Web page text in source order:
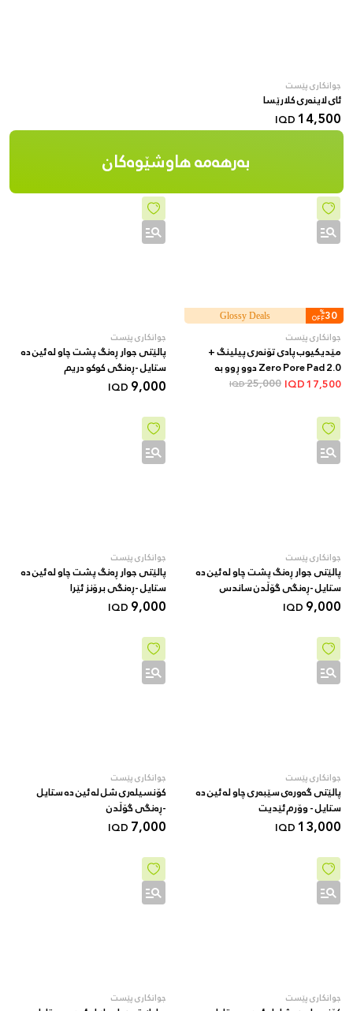
جوانکاری پێست
ئای لاینەری کلارێسا
14,500
IQD
بەرهەمە هاوشێوەکان
30
%
OFF
Glossy Deals
جوانکاری پێست
مێدیکیوب پادی تۆنەری پیلینگ +
Zero Pore Pad 2.0 دوو ڕوو بە
AHA/BHA + 70 دانە
17,500
25,000
IQD
جوانکاری پێست
پالێتی جوار ڕەنگ پشت چاو لە ئین دە
ستایل -ڕەنگی کوکو دریم
9,000
IQD
جوانکاری پێست
پالێتی جوار ڕەنگ پشت چاو لە ئین دە
ستایل -ڕەنگی گۆڵدن ساندس
9,000
IQD
جوانکاری پێست
پالێتی جوار ڕەنگ پشت چاو لە ئین دە
ستایل -ڕەنگی برۆنز ئێرا
9,000
IQD
جوانکاری پێست
پالێتی گەورەی سێبەری چاو لە ئین دە
ستایل - وۆرم ئێدیت
13,000
IQD
جوانکاری پێست
کۆنسیلەری شل لە ئین دە ستایل
-ڕەنگی گۆڵدن
7,000
IQD
جوانکاری پێست جوانکاری پێست